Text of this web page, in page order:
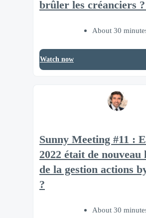
brûler les créanciers
About 30
Watch now
Sunny Meeting #11 :
2022 était de nouveau
de la gestion actions
?
About 30